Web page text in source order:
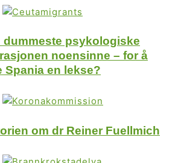
dummeste psykologiske
noensinne – for å
Spania en lekse?
om dr Reiner Fuellmich